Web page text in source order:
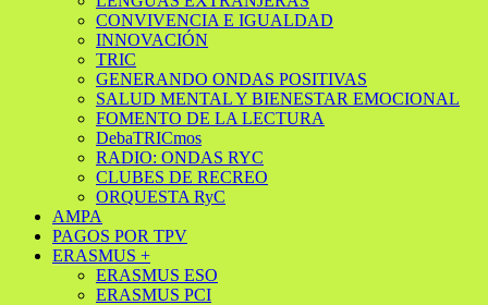
CONVIVENCIA E IGUALDAD
INNOVACIÓN
TRIC
GENERANDO ONDAS POSITIVAS
SALUD MENTAL Y BIENESTAR EMOCIONAL
FOMENTO DE LA LECTURA
DebaTRICmos
RADIO: ONDAS RYC
CLUBES DE RECREO
ORQUESTA RyC
AMPA
PAGOS POR TPV
ERASMUS +
ERASMUS ESO
ERASMUS PCI